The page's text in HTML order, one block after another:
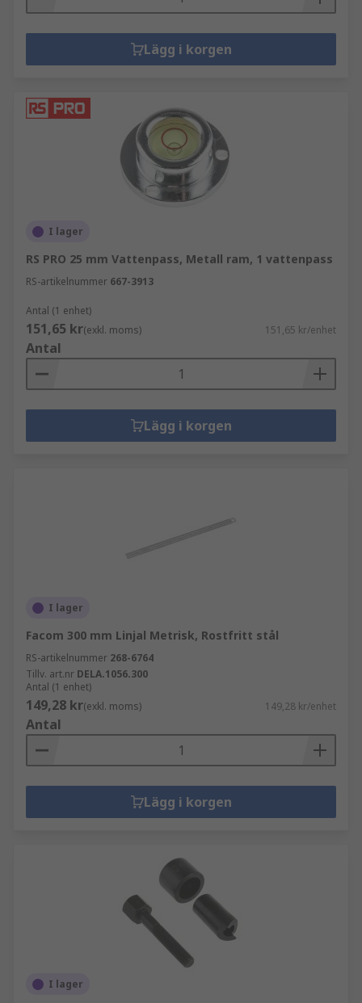
Lägg i korgen
I lager
RS PRO 25 mm Vattenpass, Metall ram, 1 vattenpass
RS-artikelnummer 667-3913
Antal (1 enhet)
151,65 kr(exkl. moms) 151,65 kr/enhet
Antal
Lägg i korgen
I lager
Facom 300 mm Linjal Metrisk, Rostfritt stål
RS-artikelnummer 268-6764
Tillv. art.nr DELA.1056.300
Antal (1 enhet)
149,28 kr(exkl. moms) 149,28 kr/enhet
Antal
Lägg i korgen
I lager